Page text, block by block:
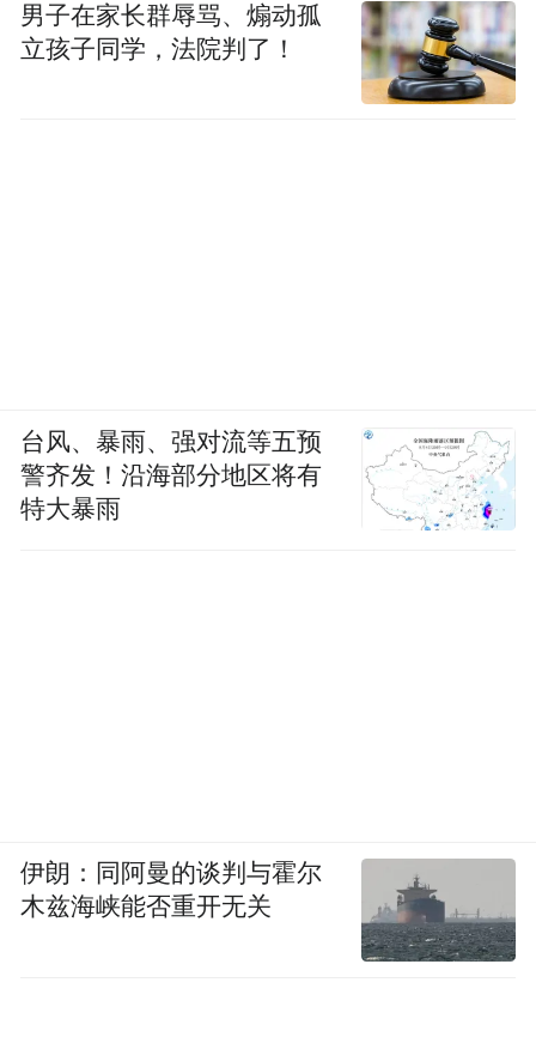
男子在家长群辱骂、煽动孤
立孩子同学，法院判了！
台风、暴雨、强对流等五预
警齐发！沿海部分地区将有
特大暴雨
伊朗：同阿曼的谈判与霍尔
木兹海峡能否重开无关